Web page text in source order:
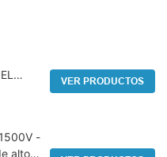
VER PRODUCTOS
-
alto